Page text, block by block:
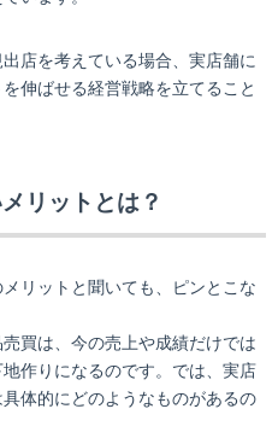
店を考えている場合、実店舗に
伸ばせる経営戦略を立てること
リットとは？
リットと聞いても、ピンとこな
買は、今の売上や成績だけでは
作りになるのです。では、実店
体的にどのようなものがあるの